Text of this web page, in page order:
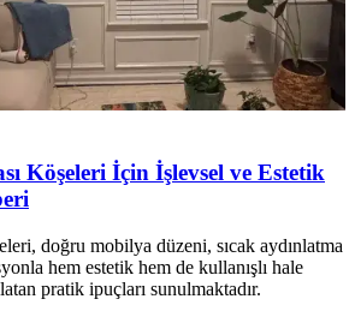
Köşeleri İçin İşlevsel ve Estetik
doğru mobilya düzeni, sıcak aydınlatma
hem estetik hem de kullanışlı hale
pratik ipuçları sunulmaktadır.